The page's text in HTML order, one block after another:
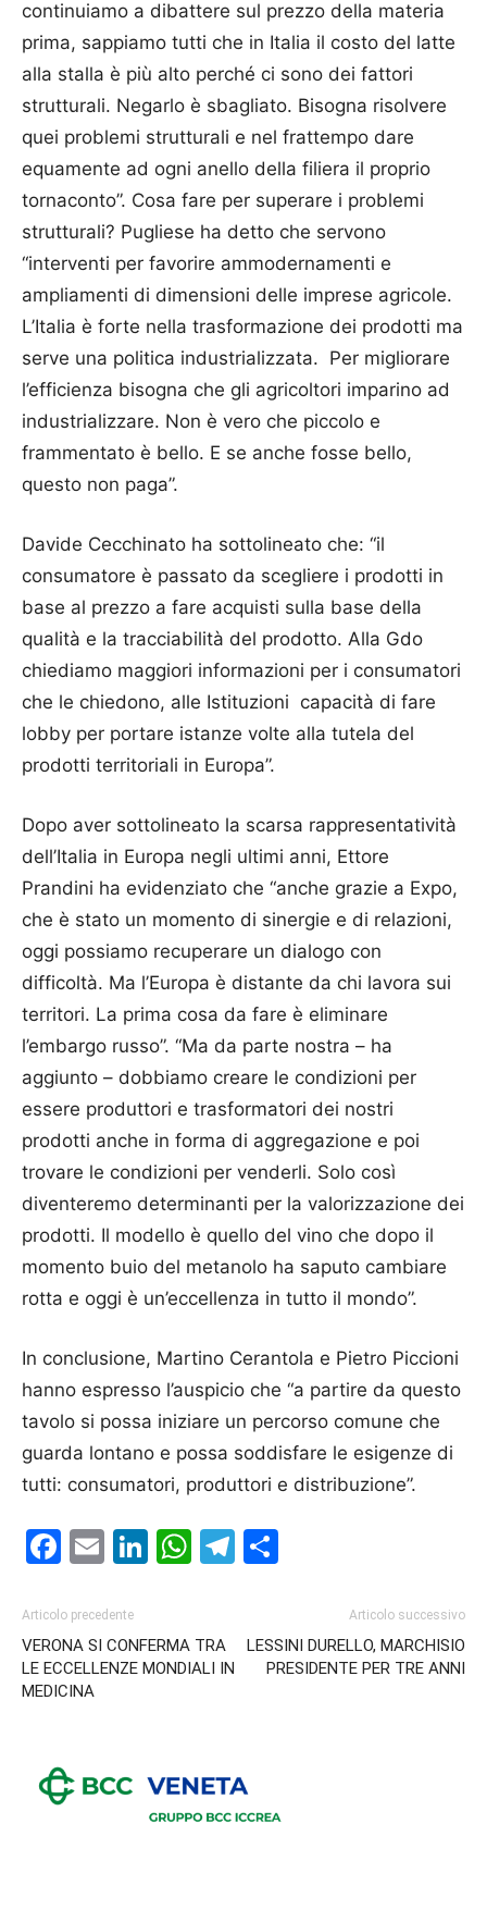
continuiamo a dibattere sul prezzo della materia
prima, sappiamo tutti che in Italia il costo del latte
alla stalla è più alto perché ci sono dei fattori
strutturali. Negarlo è sbagliato. Bisogna risolvere
quei problemi strutturali e nel frattempo dare
equamente ad ogni anello della filiera il proprio
tornaconto”. Cosa fare per superare i problemi
strutturali? Pugliese ha detto che servono
“interventi per favorire ammodernamenti e
ampliamenti di dimensioni delle imprese agricole.
L’Italia è forte nella trasformazione dei prodotti ma
serve una politica industrializzata. Per migliorare
l’efficienza bisogna che gli agricoltori imparino ad
industrializzare. Non è vero che piccolo e
frammentato è bello. E se anche fosse bello,
questo non paga”.
Davide Cecchinato ha sottolineato che: “il
consumatore è passato da scegliere i prodotti in
base al prezzo a fare acquisti sulla base della
qualità e la tracciabilità del prodotto. Alla Gdo
chiediamo maggiori informazioni per i consumatori
che le chiedono, alle Istituzioni capacità di fare
lobby per portare istanze volte alla tutela del
prodotti territoriali in Europa”.
Dopo aver sottolineato la scarsa rappresentatività
dell’Italia in Europa negli ultimi anni, Ettore
Prandini ha evidenziato che “anche grazie a Expo,
che è stato un momento di sinergie e di relazioni,
oggi possiamo recuperare un dialogo con
difficoltà. Ma l’Europa è distante da chi lavora sui
territori. La prima cosa da fare è eliminare
l’embargo russo”. “Ma da parte nostra – ha
aggiunto – dobbiamo creare le condizioni per
essere produttori e trasformatori dei nostri
prodotti anche in forma di aggregazione e poi
trovare le condizioni per venderli. Solo così
diventeremo determinanti per la valorizzazione dei
prodotti. Il modello è quello del vino che dopo il
momento buio del metanolo ha saputo cambiare
rotta e oggi è un’eccellenza in tutto il mondo”.
In conclusione, Martino Cerantola e Pietro Piccioni
hanno espresso l’auspicio che “a partire da questo
tavolo si possa iniziare un percorso comune che
guarda lontano e possa soddisfare le esigenze di
tutti: consumatori, produttori e distribuzione”.
Facebook
EmailLinkedIn
WhatsApp
Telegram
Articolo precedente
VERONA SI CONFERMA TRA
LE ECCELLENZE MONDIALI IN
MEDICINA
Articolo successivo
LESSINI DURELLO, MARCHISIO
PRESIDENTE PER TRE ANNI